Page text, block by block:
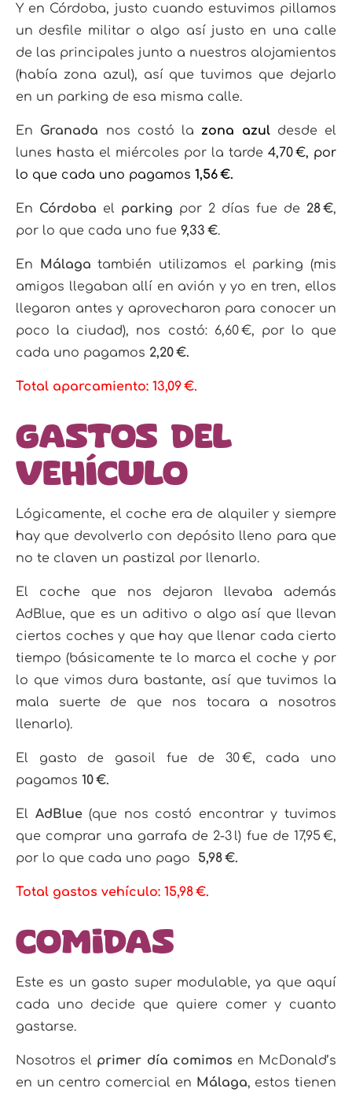
Y en Córdoba, justo cuando estuvimos pillamos
un desfile militar o algo así justo en una calle
de las principales junto a nuestros alojamientos
(había zona azul), así que tuvimos que dejarlo
en un parking de esa misma calle.
En Granada nos costó la zona azuldesde el
lunes hasta el miércoles por la tarde 4,70 €, por
lo que cada uno pagamos 1,56 €.
En Córdoba el parking por 2 días fue de 28 €,
por lo que cada uno fue 9,33 €.
En Málaga también utilizamos el parking (mis
amigos llegaban allí en avión y yo en tren, ellos
llegaron antes y aprovecharon para conocer un
poco la ciudad), nos costó: 6,60 €, por lo que
cada uno pagamos 2,20 €.
Total aparcamiento: 13,09 €.
Gastos del
vehículo
Lógicamente, el coche era de alquiler y siempre
hay que devolverlo con depósito lleno para que
no te claven un pastizal por llenarlo.
El coche que nos dejaron llevaba además
AdBlue, que es un aditivo o algo así que llevan
ciertos coches y que hay que llenar cada cierto
tiempo (básicamente te lo marca el coche y por
lo que vimos dura bastante, así que tuvimos la
mala suerte de que nos tocara a nosotros
llenarlo).
El gasto de gasoil fue de 30 €, cada uno
pagamos 10 €.
El AdBlue(que nos costó encontrar y tuvimos
que comprar una garrafa de 2-3 l) fue de 17,95 €,
por lo que cada uno pago 5,98 €.
Total gastos vehículo: 15,98 €.
Comidas
Este es un gasto super modulable, ya que aquí
cada uno decide que quiere comer y cuanto
gastarse.
Nosotros el primer día comimos en McDonald’s
en un centro comercial en Málaga, estos tienen